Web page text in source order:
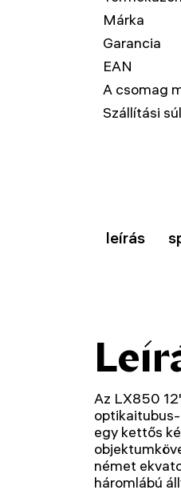
Márka
Garancia
EAN
A csomag
Szállítási
leírás
Az LX850
optikaitubus-
egy kettős
német
háromlábú